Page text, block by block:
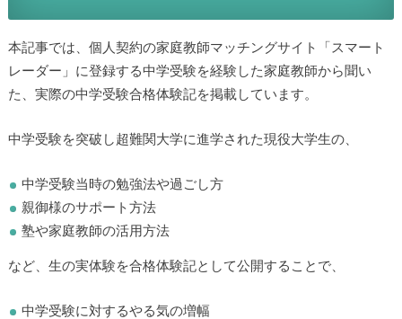
本記事では、個人契約の家庭教師マッチングサイト「スマート
レーダー」に登録する中学受験を経験した家庭教師から聞い
た、実際の中学受験合格体験記を掲載しています。
中学受験を突破し超難関大学に進学された現役大学生の、
中学受験当時の勉強法や過ごし方
親御様のサポート方法
塾や家庭教師の活用方法
など、生の実体験を合格体験記として公開することで、
中学受験に対するやる気の増幅